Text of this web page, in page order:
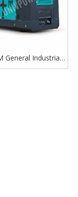
General Industrial
mobiler Diesel-